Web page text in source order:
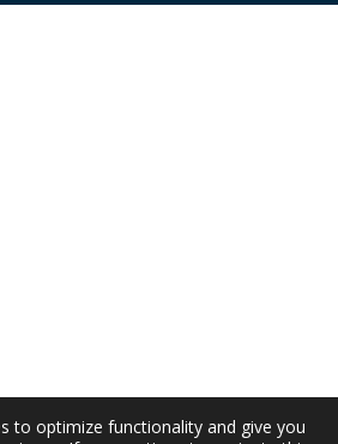
to optimize functionality and give you